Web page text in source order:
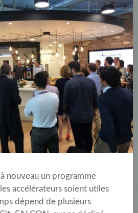
nouveau un programme
accélérateurs soient utiles
dépend de plusieurs